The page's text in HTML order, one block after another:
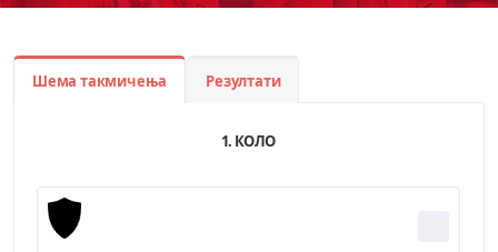
Шема такмичења Резултати
1. КОЛО